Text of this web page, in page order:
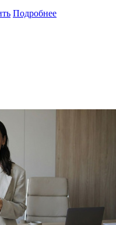
Подробнее